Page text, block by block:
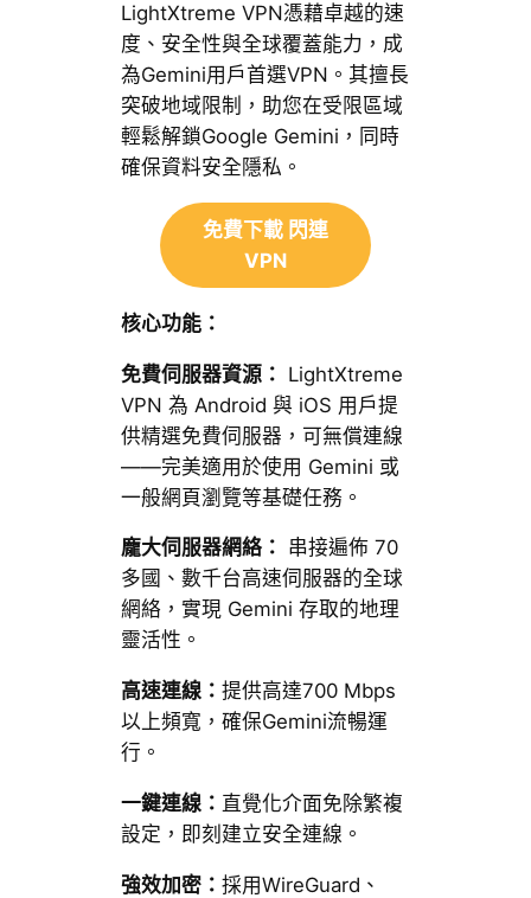
LightXtreme VPN憑藉卓越的速
度、安全性與全球覆蓋能力，成
為Gemini用戶首選VPN。其擅長
突破地域限制，助您在受限區域
輕鬆解鎖Google Gemini，同時
確保資料安全隱私。
免費下載 閃連
VPN
核心功能：
免費伺服器資源： LightXtreme
VPN 為 Android 與 iOS 用戶提
供精選免費伺服器，可無償連線
——完美適用於使用 Gemini 或
一般網頁瀏覽等基礎任務。
龐大伺服器網絡： 串接遍佈 70
多國、數千台高速伺服器的全球
網絡，實現 Gemini 存取的地理
靈活性。
高速連線： 提供高達700 Mbps
以上頻寬，確保Gemini流暢運
行。
一鍵連線： 直覺化介面免除繁複
設定，即刻建立安全連線。
強效加密： 採用WireGuard、